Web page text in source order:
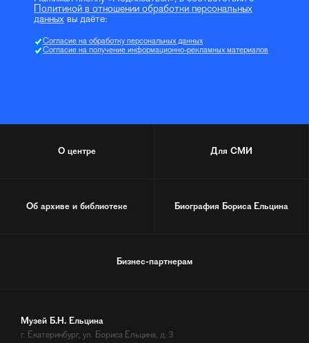
Политикой в отношении обработки персональных
данных вы даёте:
Согласие на обработку персональных данных
Согласие на получение информационно-рекламных материалов
О центре Для СМИ
Об архиве и библиотеке Биография Бориса Ельцина
Бизнес-партнерам
Музей Б.Н. Ельцина
г. Екатеринбург, ул. Бориса Ельцина, д. 3